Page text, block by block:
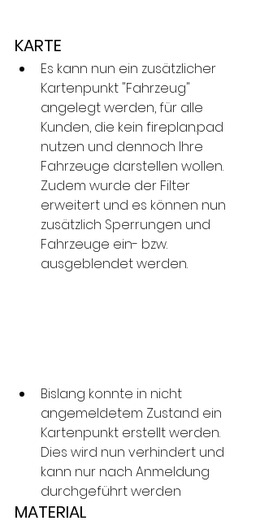
KARTE
Es kann nun ein zusätzlicher
Kartenpunkt "Fahrzeug"
angelegt werden, für alle
Kunden, die kein fireplan.pad
nutzen und dennoch Ihre
Fahrzeuge darstellen wollen.
Zudem wurde der Filter
erweitert und es können nun
zusätzlich Sperrungen und
Fahrzeuge ein- bzw.
ausgeblendet werden.
Bislang konnte in nicht
angemeldetem Zustand ein
Kartenpunkt erstellt werden.
Dies wird nun verhindert und
kann nur nach Anmeldung
durchgeführt werden
MATERIAL